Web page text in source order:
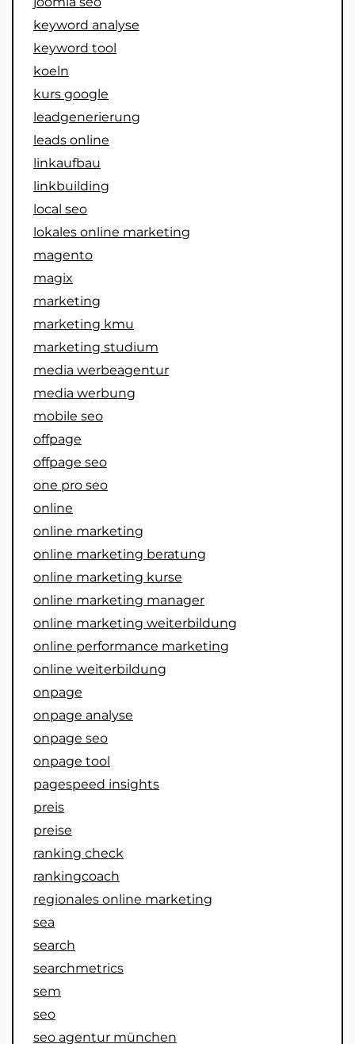
keyword analyse
keyword tool
koeln
kurs google
leadgenerierung
leads online
linkaufbau
linkbuilding
local seo
lokales online marketing
magento
magix
marketing
marketing kmu
marketing studium
media werbeagentur
media werbung
mobile seo
offpage
offpage seo
one pro seo
online
online marketing
online marketing beratung
online marketing kurse
online marketing manager
online marketing weiterbildung
online performance marketing
online weiterbildung
onpage
onpage analyse
onpage seo
onpage tool
pagespeed insights
preis
preise
ranking check
rankingcoach
regionales online marketing
sea
search
searchmetrics
sem
seo
seo agentur münchen